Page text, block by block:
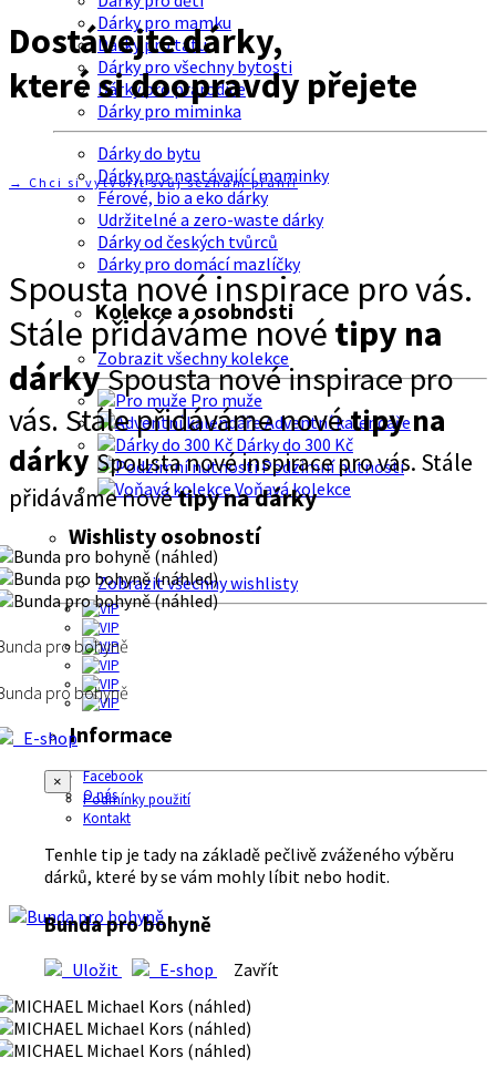
Dárky pro mamku
Dárky pro tátu
Dárky pro všechny bytosti
Dárky pro prarodiče
Dárky pro miminka
Dárky do bytu
Dárky pro nastávající maminky
Férové, bio a eko dárky
Udržitelné a zero-waste dárky
Dárky od českých tvůrců
Dárky pro domácí mazlíčky
Kolekce a osobnosti
Zobrazit všechny kolekce
Pro muže
Adventní kalendáře
Dárky do 300 Kč
Podzimní nutnosti
Voňavá kolekce
Wishlisty osobností
Zobrazit všechny wishlisty
Informace
Facebook
O nás
Podmínky použití
Kontakt
Dostávejte dárky,
které si doopravdy přejete
→ Chci si vytvořit svůj seznam přání!
Spousta nové inspirace pro vás.
Stále přidáváme nové tipy na
dárkySpousta nové inspirace pro
vás. Stále přidáváme novétipy na
dárky Spousta nové inspirace pro vás. Stále
přidáváme novétipy na dárky
pro bohyně
pro bohyně
E-shop
×
Tenhle tip je tady na základě pečlivě zváženého výběru
dárků, které by se vám mohly líbit nebo hodit.
Bunda pro bohyně
Uložit E-shop Zavřít